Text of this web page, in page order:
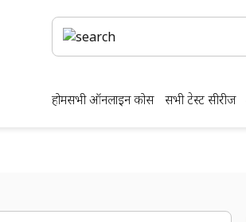
होमसभी ऑनलाइन कोर्स सभी टेस्ट सीरीज